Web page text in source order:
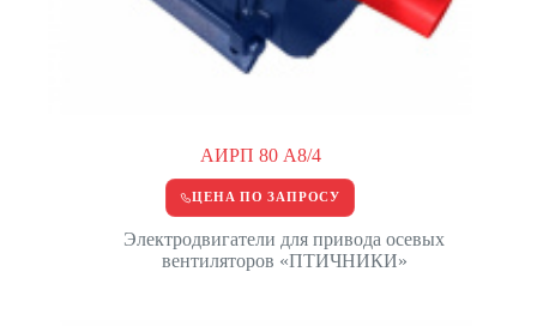
АИРП 80 А8/4
ЦЕНА ПО ЗАПРОСУ
Электродвигатели для привода осевых
вентиляторов «ПТИЧНИКИ»